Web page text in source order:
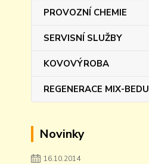
PROVOZNÍ CHEMIE
SERVISNÍ SLUŽBY
KOVOVÝROBA
REGENERACE MIX-BEDU
Novinky
16.10.2014